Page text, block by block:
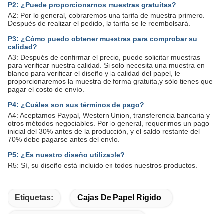
P2: ¿Puede proporcionarnos muestras gratuitas?
A2: Por lo general, cobraremos una tarifa de muestra primero.
Después de realizar el pedido, la tarifa se le reembolsará.
P3: ¿Cómo puedo obtener muestras para comprobar su
calidad?
A3: Después de confirmar el precio, puede solicitar muestras
para verificar nuestra calidad. Si solo necesita una muestra en
blanco para verificar el diseño y la calidad del papel, le
proporcionaremos la muestra de forma gratuita,y sólo tienes que
pagar el costo de envío.
P4: ¿Cuáles son sus términos de pago?
A4: Aceptamos Paypal, Western Union, transferencia bancaria y
otros métodos negociables. Por lo general, requerimos un pago
inicial del 30% antes de la producción, y el saldo restante del
70% debe pagarse antes del envío.
P5: ¿Es nuestro diseño utilizable?
R5: Sí, su diseño está incluido en todos nuestros productos.
Etiquetas: Cajas De Papel Rígido